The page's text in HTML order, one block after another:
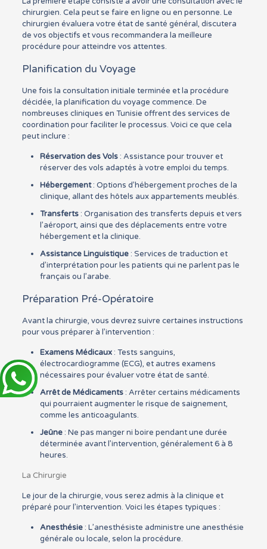
chirurgien. Cela peut se faire en ligne ou en personne. Le
chirurgien évaluera votre état de santé général, discutera
de vos objectifs et vous recommandera la meilleure
procédure pour atteindre vos attentes.
Planification du Voyage
Une fois la consultation initiale terminée et la procédure
décidée, la planification du voyage commence. De
nombreuses cliniques en Tunisie offrent des services de
coordination pour faciliter le processus. Voici ce que cela
peut inclure :
Réservation des Vols: Assistance pour trouver et
réserver des vols adaptés à votre emploi du temps.
Hébergement: Options d’hébergement proches de la
clinique, allant des hôtels aux appartements meublés.
Transferts: Organisation des transferts depuis et vers
l’aéroport, ainsi que des déplacements entre votre
hébergement et la clinique.
Assistance Linguistique: Services de traduction et
d’interprétation pour les patients qui ne parlent pas le
français ou l’arabe.
Préparation Pré-Opératoire
Avant la chirurgie, vous devrez suivre certaines instructions
pour vous préparer à l’intervention :
Examens Médicaux: Tests sanguins,
électrocardiogramme (ECG), et autres examens
nécessaires pour évaluer votre état de santé.
Arrêt de Médicaments: Arrêter certains médicaments
qui pourraient augmenter le risque de saignement,
comme les anticoagulants.
Jeûne: Ne pas manger ni boire pendant une durée
déterminée avant l’intervention, généralement 6 à 8
heures.
La Chirurgie
Le jour de la chirurgie, vous serez admis à la clinique et
préparé pour l’intervention. Voici les étapes typiques :
Anesthésie: L’anesthésiste administre une anesthésie
générale ou locale, selon la procédure.